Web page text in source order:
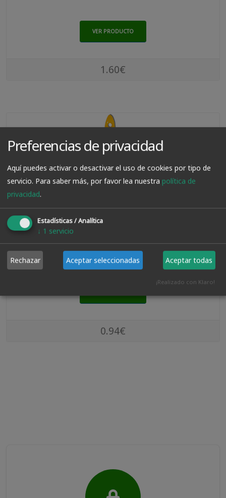
VER PRODUCTO
1.60€
Paletina Triple Amarilla 25 M.m.
0.94€
Preferencias de privacidad
Aquí puedes activar o desactivar el uso de cookies por tipo de
servicio. Para saber más, por favor lea nuestra política de
privacidad.
Estadísticas / Analítica
↓ 1 servicio
Rechazar Aceptar seleccionadas Aceptar todas
¡Realizado con Klaro!